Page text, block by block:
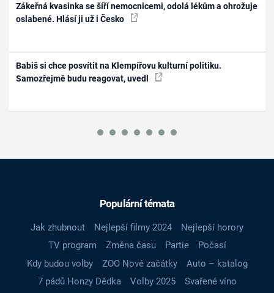
Zákeřná kvasinka se šíří nemocnicemi, odolá lékům a ohrožuje
oslabené. Hlásí ji už i Česko
Babiš si chce posvítit na Klempířovu kulturní politiku.
Samozřejmě budu reagovat, uvedl
Populární témata
Jak zhubnout Nejlepší filmy 2024
Nejlepší horory
TV program
Změna času Partie
Počasí
Kdy budou volby
ZOO Nové začátky
Auto – katalog
7 pádů Honzy Dědka
Volby 2025
Svařené víno